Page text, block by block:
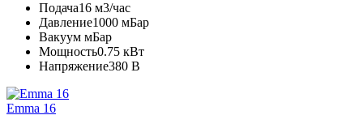
Подача16 м3/час
Давление1000 мБар
Вакуум мБар
Мощность0.75 кВт
Напряжение380 В
Emma 16